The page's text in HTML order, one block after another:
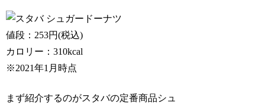
値段：253円(税込)
カロリー：310kcal
※2021年1月時点
まず紹介するのがスタバの定番商品シュ